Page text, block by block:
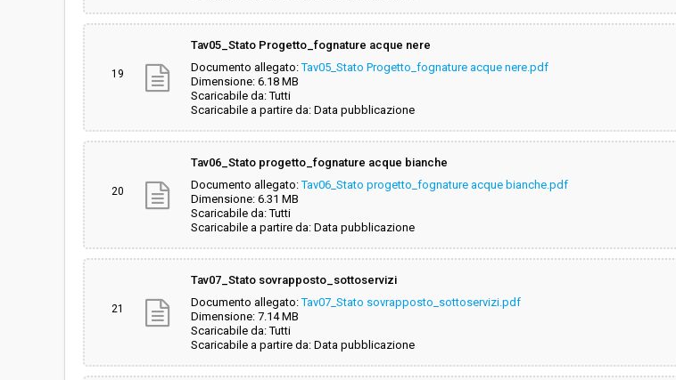
19
Tav05_Stato Progetto_fognature acque nere
Documento allegato:Tav05_Stato Progetto_fognature acque nere.pdf
Dimensione: 6.18 MB
Scaricabile da: Tutti
Scaricabile a partire da: Data pubblicazione
20
Tav06_Stato progetto_fognature acque bianche
Documento allegato:Tav06_Stato progetto_fognature acque bianche.pdf
Dimensione: 6.31 MB
Scaricabile da: Tutti
Scaricabile a partire da: Data pubblicazione
21
Tav07_Stato sovrapposto_sottoservizi
Documento allegato:Tav07_Stato sovrapposto_sottoservizi.pdf
Dimensione: 7.14 MB
Scaricabile da: Tutti
Scaricabile a partire da: Data pubblicazione